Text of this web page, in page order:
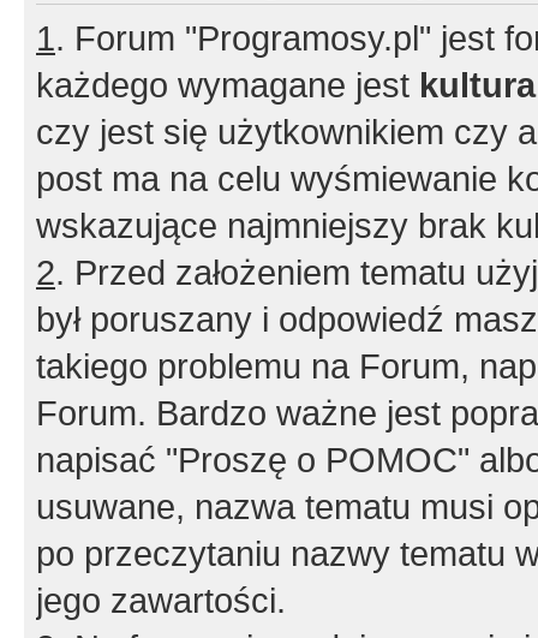
1. Forum "Programosy.pl" jest
każdego wymagane jest
czy jest się użytkownikiem czy
post ma na celu wyśmiewanie
wskazujące najmniejszy brak
2. Przed założeniem tematu
był poruszany i odpowiedź
takiego problemu na Forum,
Forum. Bardzo ważne jest
napisać "Proszę o POMOC"
usuwane, nazwa tematu musi
po przeczytaniu nazwy tematu
jego zawartości.